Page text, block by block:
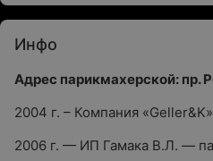
Инфо
Адрес парикмахерской: пр.
2004 г. – Компания
2006 г. — ИП Гамака В.Л. —